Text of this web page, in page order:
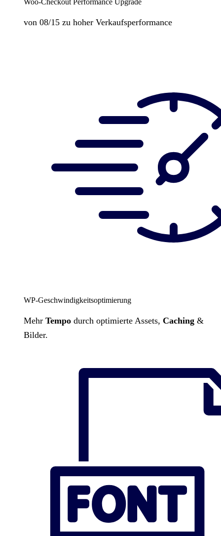
von 08/15 zu hoher Verkaufsperformance
WP-Geschwindigkeitsoptimierung
Mehr Tempo durch optimierte Assets, Caching &
Bilder.